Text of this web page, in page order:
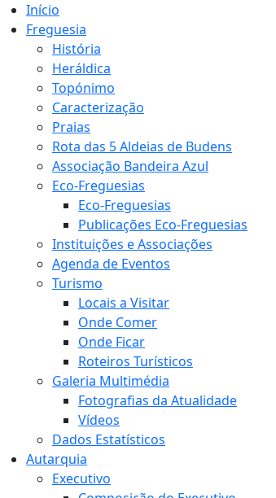
Início
Freguesia
História
Heráldica
Topónimo
Caracterização
Praias
Rota das 5 Aldeias de Budens
Associação Bandeira Azul
Eco-Freguesias
Eco-Freguesias
Publicações Eco-Freguesias
Instituições e Associações
Agenda de Eventos
Turismo
Locais a Visitar
Onde Comer
Onde Ficar
Roteiros Turísticos
Galeria Multimédia
Fotografias da Atualidade
Vídeos
Dados Estatísticos
Autarquia
Executivo